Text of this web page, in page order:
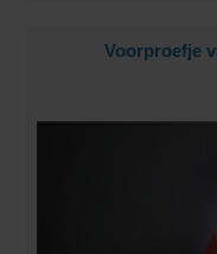
Voorproefje